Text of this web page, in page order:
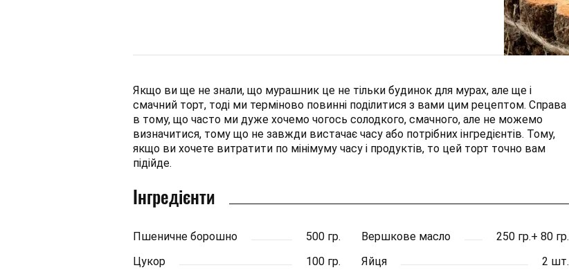
Якщо ви ще не знали, що мурашник це не тільки будинок для мурах, але ще і
смачний торт, тоді ми терміново повинні поділитися з вами цим рецептом. Справа
в тому, що часто ми дуже хочемо чогось солодкого, смачного, але не можемо
визначитися, тому що не завжди вистачає часу або потрібних інгредієнтів. Тому,
якщо ви хочете витратити по мінімуму часу і продуктів, то цей торт точно вам
підійде.
Інгредієнти
Пшеничне борошно 500 гр. Вершкове масло
250 гр.+ 80 гр.
Цукор
100 гр. Яйця
2 шт.